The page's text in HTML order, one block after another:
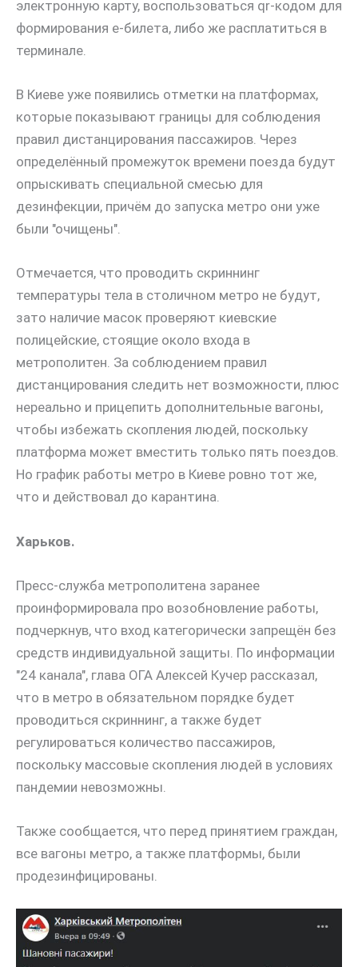
электронную карту, воспользоваться qr-кодом для
формирования е-билета, либо же расплатиться в
терминале.
В Киеве уже появились отметки на платформах,
которые показывают границы для соблюдения
правил дистанцирования пассажиров. Через
определённый промежуток времени поезда будут
опрыскивать специальной смесью для
дезинфекции, причём до запуска метро они уже
были "очищены".
Отмечается, что проводить скриннинг
температуры тела в столичном метро не будут,
зато наличие масок проверяют киевские
полицейские, стоящие около входа в
метрополитен. За соблюдением правил
дистанцирования следить нет возможности, плюс
нереально и прицепить дополнительные вагоны,
чтобы избежать скопления людей, поскольку
платформа может вместить только пять поездов.
Но график работы метро в Киеве ровно тот же,
что и действовал до карантина.
Харьков.
Пресс-служба метрополитена заранее
проинформировала про возобновление работы,
подчеркнув, что вход категорически запрещён без
средств индивидуальной защиты. По информации
"24 канала", глава ОГА Алексей Кучер рассказал,
что в метро в обязательном порядке будет
проводиться скриннинг, а также будет
регулироваться количество пассажиров,
поскольку массовые скопления людей в условиях
пандемии невозможны.
Также сообщается, что перед принятием граждан,
все вагоны метро, а также платформы, были
продезинфицированы.